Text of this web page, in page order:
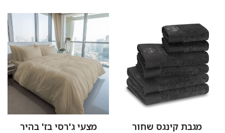
מגבת קינגס שחור מצעי ג'רסי בז' בהיר